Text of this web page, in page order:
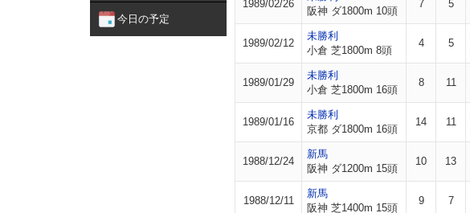
今日の予定
1989/02/26
阪神 ダ1800m 10頭
7 5
1989/02/12
未勝利
小倉 芝1800m 8頭
4 5
1989/01/29
未勝利
小倉 芝1800m 16頭
8 11
1989/01/16
未勝利
京都 ダ1800m 16頭
14 11
1988/12/24
新馬
阪神 ダ1200m 15頭
10 13
1988/12/11
新馬
阪神 芝1400m 15頭
9 7